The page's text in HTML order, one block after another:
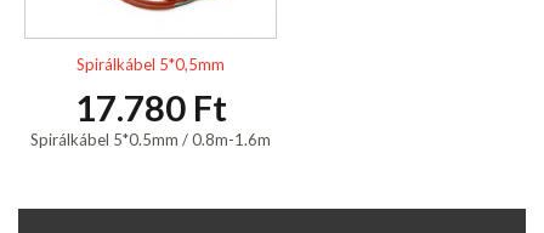
Spirálkábel 5*0,5mm
17.780 Ft
Spirálkábel 5*0.5mm / 0.8m-1.6m